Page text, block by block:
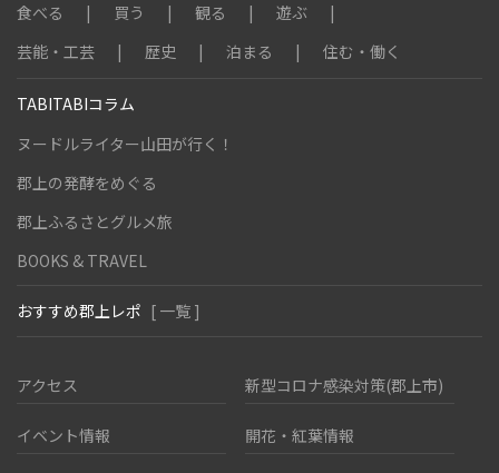
食べる
買う 観る
遊ぶ
芸能・工芸
歴史 泊まる 住む・働く
TABITABIコラム
ヌードルライター山田が行く！
郡上の発酵をめぐる
郡上ふるさとグルメ旅
BOOKS & TRAVEL
おすすめ郡上レポ [ 一覧 ]
アクセス 新型コロナ感染対策(郡上市)
イベント情報 開花・紅葉情報